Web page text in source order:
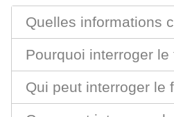
Quelles informations
Pourquoi interroger
Qui peut interroger le